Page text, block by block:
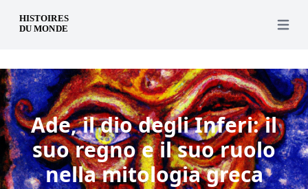
Open
Ade, il dio degli Inferi: il
suo regno e il suo ruolo
nella mitologia greca